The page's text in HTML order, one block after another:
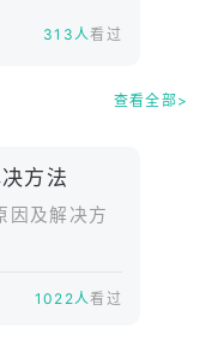
松而专注的体
生联系，引导它们
313人看过
查看全部>
方法
因及解决方
1022人看过